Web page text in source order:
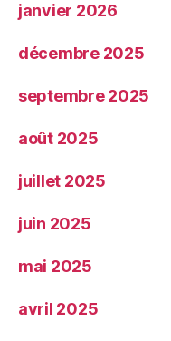
janvier 2026
décembre 2025
septembre 2025
août 2025
juillet 2025
juin 2025
mai 2025
avril 2025